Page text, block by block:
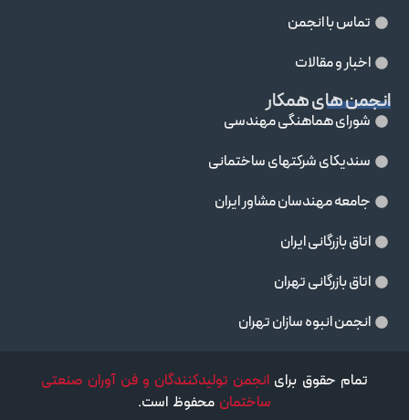
تماس با انجمن
اخبار و مقالات
انجمن های همکار
شورای هماهنگی مهندسی
سندیکای شرکتهای ساختمانی
جامعه مهندسان مشاور ايران
اتاق بازرگانی ایران
اتاق بازرگانی تهران
انجمن انبوه سازان تهران
تمام حقوق برای انجمن تولیدکنندگان و فن آوران صنعتی
ساختمان محفوظ است.